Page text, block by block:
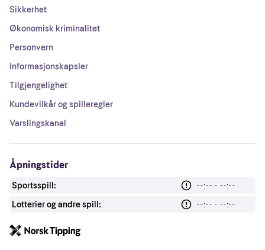
Sikkerhet
Økonomisk kriminalitet
Personvern
Informasjonskapsler
Tilgjengelighet
Kundevilkår og spilleregler
Varslingskanal
Åpningstider
Sportsspill:
--:-- - --:--
Lotterier og andre spill:
--:-- - --:--